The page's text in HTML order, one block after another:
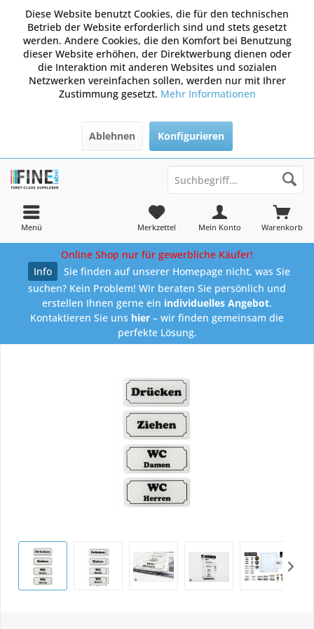
Diese Website benutzt Cookies, die für den technischen
Betrieb der Website erforderlich sind und stets gesetzt
werden. Andere Cookies, die den Komfort bei Benutzung
dieser Website erhöhen, der Direktwerbung dienen oder
die Interaktion mit anderen Websites und sozialen
Netzwerken vereinfachen sollen, werden nur mit Ihrer
Zustimmung gesetzt. Mehr Informationen
Ablehnen Konfigurieren
Warenkorb
Merkzettel Mein Konto
Menü
Online Shop nur für gewerbliche Käufer!
Info
Sie finden auf unserer Homepage nicht, was Sie
suchen? Kein Problem! Wir beraten Sie persönlich und
erstellen Ihnen gerne ein individuelles Angebot.
Kontaktieren Sie uns hier – wir finden gemeinsam die
perfekte Lösung.